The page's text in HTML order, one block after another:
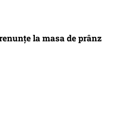
la masa de prânz